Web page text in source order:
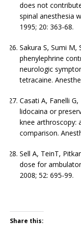
does not
spinal anesthesia
1995; 20: 363-68.
Sakura S, Sumi M,
phenylephrine
neurologic
tetracaine.
Casati A, Fanelli
lidocaina or
knee arthroscopy:
comparison.
Sell A, TeinT,
dose for
2008; 52: 695-99.
Share this: